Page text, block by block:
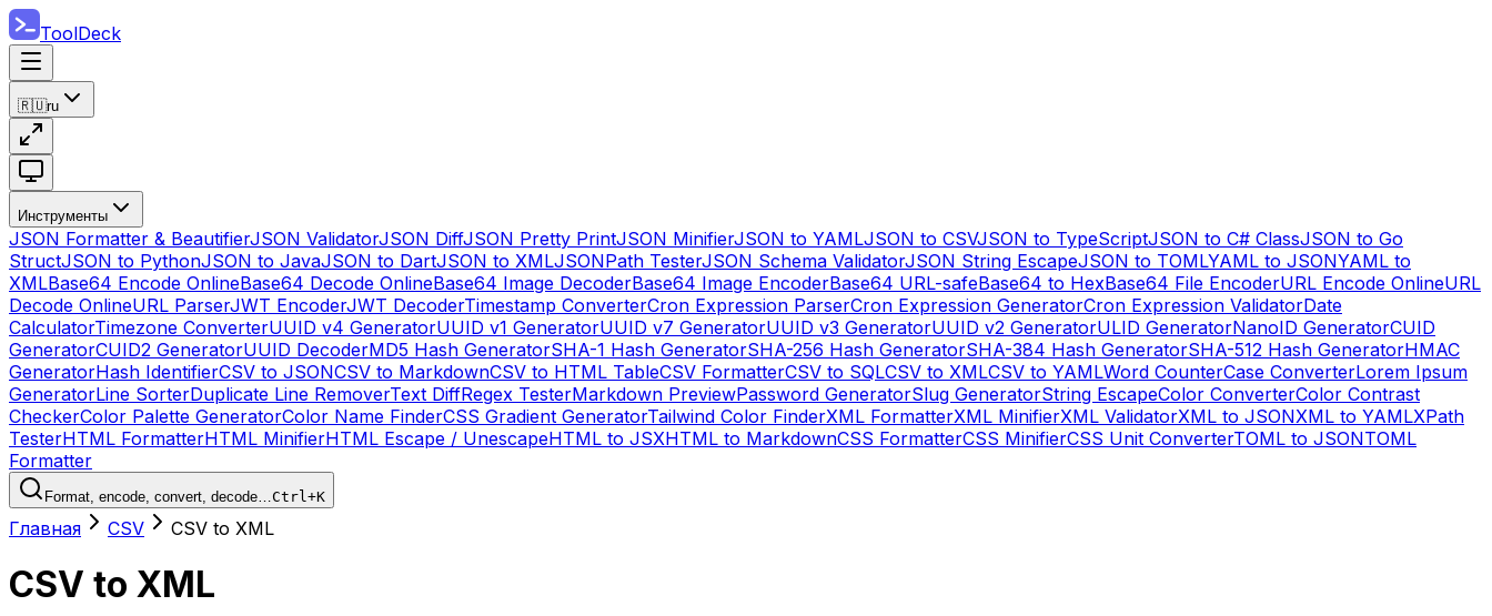
ToolDeck
🇷🇺ru
Инструменты
JSON Formatter & BeautifierJSON ValidatorJSON DiffJSON Pretty PrintJSON MinifierJSON to YAMLJSON to CSVJSON to TypeScriptJSON to C# ClassJSON to Go
StructJSON to PythonJSON to JavaJSON to DartJSON to XMLJSONPath TesterJSON Schema ValidatorJSON String EscapeJSON to TOMLYAML to JSONYAML to
XMLBase64 Encode OnlineBase64 Decode OnlineBase64 Image DecoderBase64 Image EncoderBase64 URL-safeBase64 to HexBase64 File EncoderURL Encode OnlineURL
Decode OnlineURL ParserJWT EncoderJWT DecoderTimestamp ConverterCron Expression ParserCron Expression GeneratorCron Expression ValidatorDate
CalculatorTimezone ConverterUUID v4 GeneratorUUID v1 GeneratorUUID v7 GeneratorUUID v3 GeneratorUUID v2 GeneratorULID GeneratorNanoID GeneratorCUID
GeneratorCUID2 GeneratorUUID DecoderMD5 Hash GeneratorSHA-1 Hash GeneratorSHA-256 Hash GeneratorSHA-384 Hash GeneratorSHA-512 Hash GeneratorHMAC
GeneratorHash IdentifierCSV to JSONCSV to MarkdownCSV to HTML TableCSV FormatterCSV to SQLCSV to XMLCSV to YAMLWord CounterCase ConverterLorem Ipsum
GeneratorLine SorterDuplicate Line RemoverText DiffRegex TesterMarkdown PreviewPassword GeneratorSlug GeneratorString EscapeColor ConverterColor Contrast
CheckerColor Palette GeneratorColor Name FinderCSS Gradient GeneratorTailwind Color FinderXML FormatterXML MinifierXML ValidatorXML to JSONXML to YAMLXPath
TesterHTML FormatterHTML MinifierHTML Escape / UnescapeHTML to JSXHTML to MarkdownCSS FormatterCSS MinifierCSS Unit ConverterTOML to JSONTOML
Formatter
Format, encode, convert, decode…Ctrl+K
Главная CSV CSV to XML
CSV to XML